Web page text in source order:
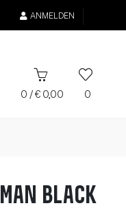
ANMELDEN
0 /€ 0,00 0
BLACK